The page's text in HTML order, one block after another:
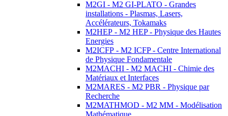
M2GI - M2 GI-PLATO - Grandes
installations - Plasmas, Lasers,
Accélérateurs, Tokamaks
M2HEP - M2 HEP - Physique des Hautes
Energies
M2ICFP - M2 ICFP - Centre International
de Physique Fondamentale
M2MACHI - M2 MACHI - Chimie des
Matériaux et Interfaces
M2MARES - M2 PBR - Physique par
Recherche
M2MATHMOD - M2 MM - Modélisation
Mathématique